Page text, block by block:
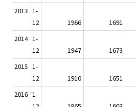
2013 1-
12
1966 1691
2014 1-
12
1947 1673
2015 1-
12
1910 1651
2016 1-